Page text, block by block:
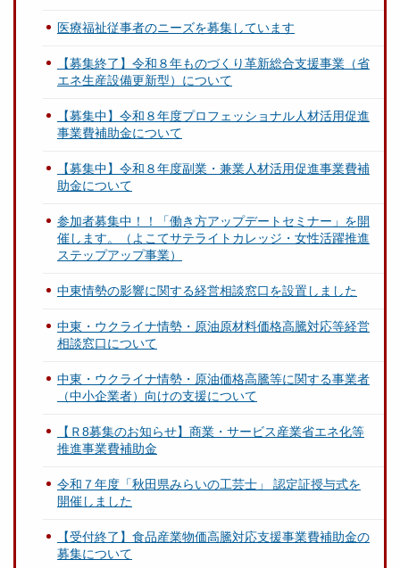
医療福祉従事者のニーズを募集しています
【募集終了】令和８年ものづくり革新総合支援事業（省
エネ生産設備更新型）について
【募集中】令和８年度プロフェッショナル人材活用促進
事業費補助金について
【募集中】令和８年度副業・兼業人材活用促進事業費補
助金について
参加者募集中！！「働き方アップデートセミナー」を開
催します。（よこてサテライトカレッジ・女性活躍推進
ステップアップ事業）
中東情勢の影響に関する経営相談窓口を設置しました
中東・ウクライナ情勢・原油原材料価格高騰対応等経営
相談窓口について
中東・ウクライナ情勢・原油価格高騰等に関する事業者
（中小企業者）向けの支援について
【Ｒ8募集のお知らせ】商業・サービス産業省エネ化等
推進事業費補助金
令和７年度「秋田県みらいの工芸士」 認定証授与式を
開催しました
【受付終了】食品産業物価高騰対応支援事業費補助金の
募集について